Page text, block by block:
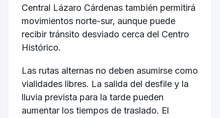
Central Lázaro Cárdenas también permitirá
movimientos norte-sur, aunque puede
recibir tránsito desviado cerca del Centro
Histórico.
Las rutas alternas no deben asumirse como
vialidades libres. La salida del desfile y la
lluvia prevista para la tarde pueden
aumentar los tiempos de traslado. El